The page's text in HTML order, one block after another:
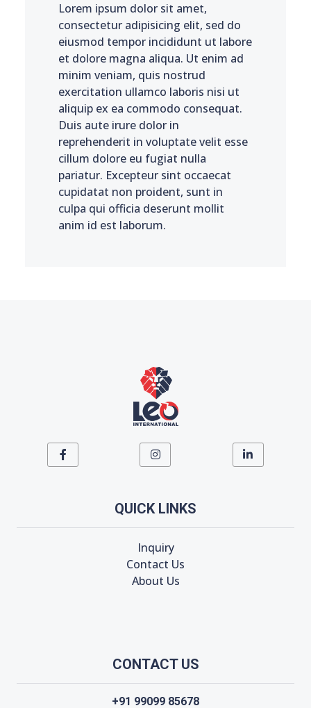
Lorem ipsum dolor sit amet,
consectetur adipisicing elit, sed do
eiusmod tempor incididunt ut labore
et dolore magna aliqua. Ut enim ad
minim veniam, quis nostrud
exercitation ullamco laboris nisi ut
aliquip ex ea commodo consequat.
Duis aute irure dolor in
reprehenderit in voluptate velit esse
cillum dolore eu fugiat nulla
pariatur. Excepteur sint occaecat
cupidatat non proident, sunt in
culpa qui officia deserunt mollit
anim id est laborum.
QUICK LINKS
Inquiry
Contact Us
About Us
CONTACT US
+91 99099 85678